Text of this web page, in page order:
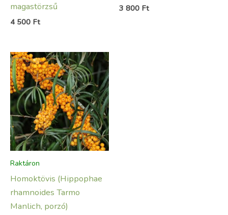
magastörzsű
4 500 Ft
3 800 Ft
Raktáron
Homoktövis (Hippophae
rhamnoides Tarmo
Manlich, porzó)